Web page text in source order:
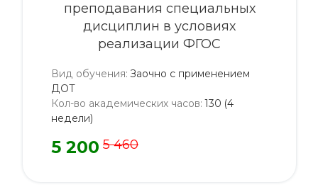
преподавания специальных
дисциплин в условиях
реализации ФГОС
Вид обучения: Заочно с применением
ДОТ
Кол-во академических часов: 130 (4
недели)
5 200 5 460